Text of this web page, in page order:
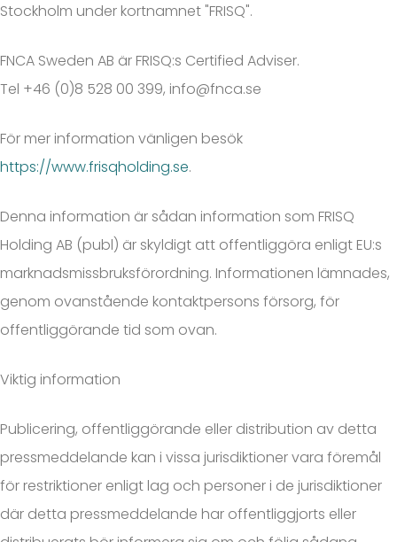
Stockholm under kortnamnet "FRISQ".
FNCA Sweden AB är FRISQ:s Certified Adviser.
Tel +46 (0)8 528 00 399, info@fnca.se
För mer information vänligen besök
https://www.frisqholding.se.
Denna information är sådan information som FRISQ
Holding AB (publ) är skyldigt att offentliggöra enligt EU:s
marknadsmissbruksförordning. Informationen lämnades,
genom ovanstående kontaktpersons försorg, för
offentliggörande tid som ovan.
Viktig information
Publicering, offentliggörande eller distribution av detta
pressmeddelande kan i vissa jurisdiktioner vara föremål
för restriktioner enligt lag och personer i de jurisdiktioner
där detta pressmeddelande har offentliggjorts eller